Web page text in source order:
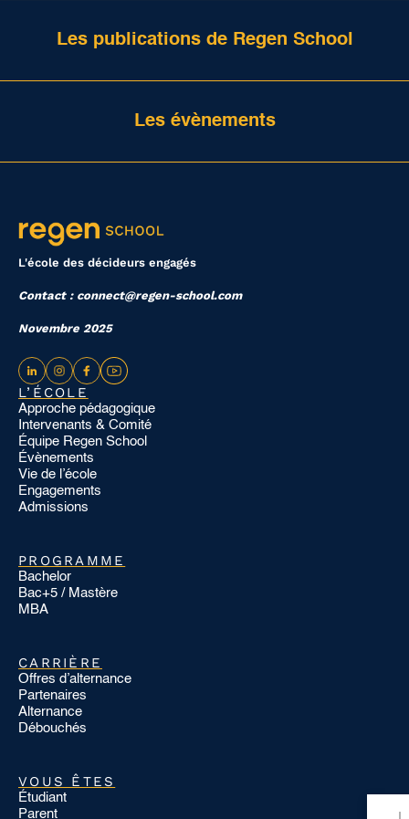
Les publications de Regen School
Les évènements
L'école des décideurs engagés
Contact : connect@regen-school.com
Novembre 2025
L’ÉCOLE
Approche pédagogique
Intervenants & Comité
Équipe Regen School
Évènements
Vie de l’école
Engagements
Admissions
PROGRAMME
Bachelor
Bac+5 / Mastère
MBA
CARRIÈRE
Offres d’alternance
Partenaires
Alternance
Débouchés
VOUS ÊTES
Étudiant
Parent